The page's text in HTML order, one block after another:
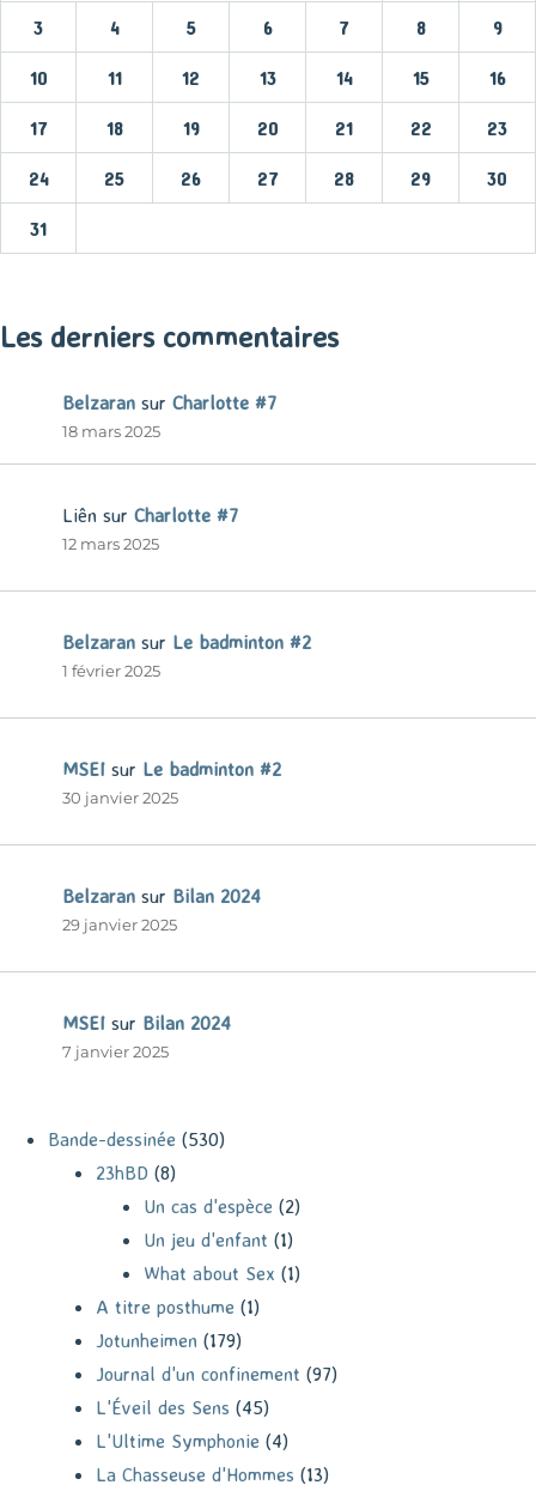
3 4 5 6 7 8 9
10 11 12 13 14 15 16
17 18 19 20 21 22 23
24 25 26 27 28 29 30
31
Les derniers commentaires
Belzaran sur Charlotte #7
18 mars 2025
Liên sur Charlotte #7
12 mars 2025
Belzaran sur Le badminton #2
1 février 2025
MSEI sur Le badminton #2
30 janvier 2025
Belzaran sur Bilan 2024
29 janvier 2025
MSEI sur Bilan 2024
7 janvier 2025
Bande-dessinée (530)
23hBD (8)
Un cas d'espèce (2)
Un jeu d'enfant (1)
What about Sex (1)
A titre posthume (1)
Jotunheimen (179)
Journal d'un confinement (97)
L'Éveil des Sens (45)
L'Ultime Symphonie (4)
La Chasseuse d'Hommes (13)